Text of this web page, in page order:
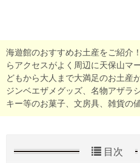
海遊館のおすすめお土産をご紹介
らアクセスがよく周辺に天保山マ
どもから大人まで大満足のお土産
ジンベエザメグッズ、名物アザラ
キー等のお菓子、文房具、雑貨の
目次